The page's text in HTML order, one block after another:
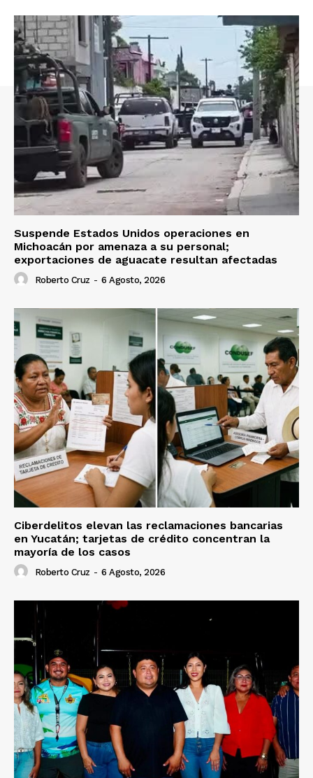
Suspende Estados Unidos operaciones en
Michoacán por amenaza a su personal;
exportaciones de aguacate resultan afectadas
Roberto Cruz - 6 Agosto, 2026
Ciberdelitos elevan las reclamaciones bancarias
en Yucatán; tarjetas de crédito concentran la
mayoría de los casos
Roberto Cruz - 6 Agosto, 2026